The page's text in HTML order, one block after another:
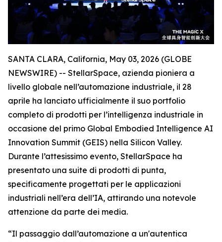
SANTA CLARA, California, May 03, 2026 (GLOBE
NEWSWIRE) -- StellarSpace, azienda pioniera a
livello globale nell’automazione industriale, il 28
aprile ha lanciato ufficialmente il suo portfolio
completo di prodotti per l’intelligenza industriale in
occasione del primo Global Embodied Intelligence AI
Innovation Summit (GEIS) nella Silicon Valley.
Durante l’attesissimo evento, StellarSpace ha
presentato una suite di prodotti di punta,
specificamente progettati per le applicazioni
industriali nell’era dell’IA, attirando una notevole
attenzione da parte dei media.
“Il passaggio dall’automazione a un'autentica